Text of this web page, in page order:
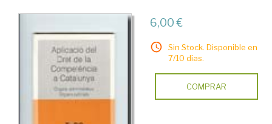
6,00 €
Sin Stock. Disponible en
7/10 días.
COMPRAR